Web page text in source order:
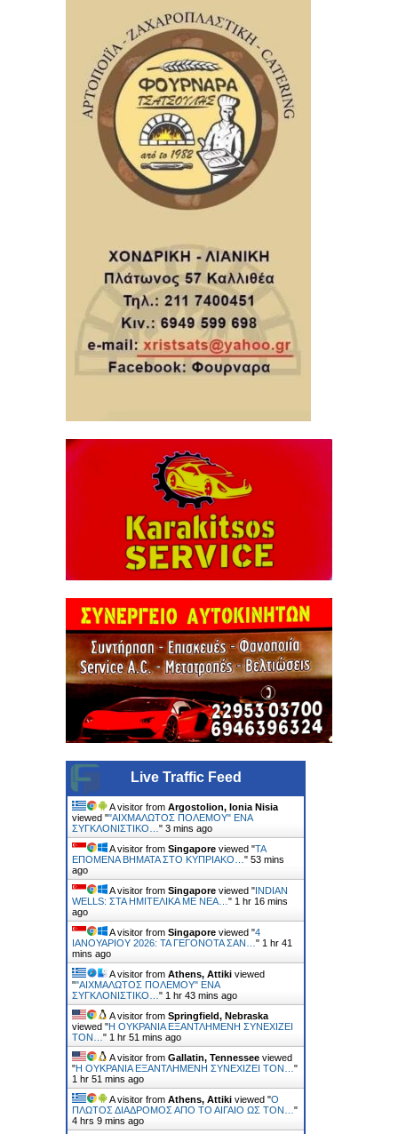
Live Traffic Feed
A visitor from Argostolion, Ionia Nisia
viewed ""ΑΙΧΜΑΛΩΤΟΣ ΠΟΛΕΜΟΥ" ΕΝΑ
ΣΥΓΚΛΟΝΙΣΤΙΚΟ… " 3 mins ago
A visitor from Singapore viewed "ΤΑ
ΕΠΟΜΕΝΑ ΒΗΜΑΤΑ ΣΤΟ ΚΥΠΡΙΑΚΟ… " 53 mins
ago
A visitor from Singapore viewed "INDIAN
WELLS: ΣΤΑ ΗΜΙΤΕΛΙΚΑ ΜΕ ΝΕΑ… " 1 hr 16 mins
ago
A visitor from Singapore viewed "4
ΙΑΝΟΥΑΡΙΟΥ 2026: ΤΑ ΓΕΓΟΝΟΤΑ ΣΑΝ… " 1 hr 41
mins ago
A visitor from Athens, Attiki viewed
""ΑΙΧΜΑΛΩΤΟΣ ΠΟΛΕΜΟΥ" ΕΝΑ
ΣΥΓΚΛΟΝΙΣΤΙΚΟ… " 1 hr 43 mins ago
A visitor from Springfield, Nebraska
viewed "H ΟΥΚΡΑΝΙΑ ΕΞΑΝΤΛΗΜΕΝΗ ΣΥΝΕΧΙΖΕΙ
ΤΟΝ… " 1 hr 51 mins ago
A visitor from Gallatin, Tennessee viewed
"H ΟΥΚΡΑΝΙΑ ΕΞΑΝΤΛΗΜΕΝΗ ΣΥΝΕΧΙΖΕΙ ΤΟΝ… "
1 hr 51 mins ago
A visitor from Athens, Attiki viewed "Ο
ΠΛΩΤΟΣ ΔΙΑΔΡΟΜΟΣ ΑΠΟ ΤΟ ΑΙΓΑΙΟ ΩΣ ΤΟΝ… "
4 hrs 9 mins ago